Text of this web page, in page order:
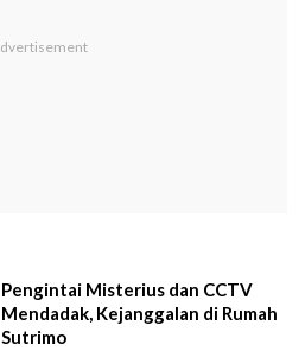
Pengintai Misterius dan CCTV
Mendadak, Kejanggalan di Rumah
Sutrimo